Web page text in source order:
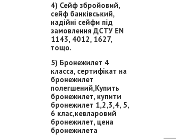
4) Сейф збройовий,
сейф банківський,
надійні сейфи під
замовлення ДСТУ EN
1143, 4012, 1627,
тощо.
5) Бронежилет 4
класса, сертифікат на
бронежилет
полегшений,Купить
бронежилет, купити
бронежилет 1,2,3,4, 5,
6 клас,кевларовий
бронежилет, цена
бронежилета